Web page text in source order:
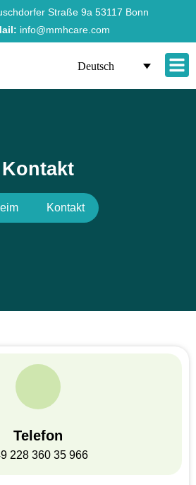
Straße 9a 53117 Bonn
info@mmhcare.com
Deutsch
Kontakt
Kontakt
Telefon
228 360 35 966